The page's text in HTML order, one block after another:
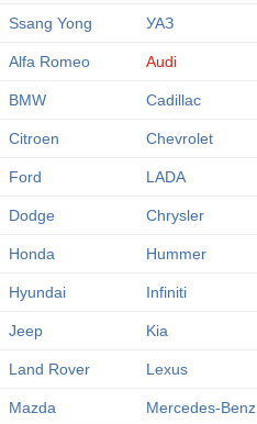
Ssang Yong УАЗ
Alfa Romeo Audi
BMW Cadillac
Citroen Chevrolet
Ford LADA
Dodge Chrysler
Honda Hummer
Hyundai Infiniti
Jeep Kia
Land Rover Lexus
Mazda Mercedes-Benz